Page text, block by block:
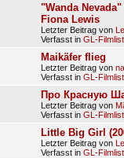
"Wanda
Fiona Lewis
Letzter Beitrag von
Verfasst in GL-
Maikäfer flieg
Letzter Beitrag von
Verfasst in GL-
Про Красную
Letzter Beitrag von
Verfasst in GL-
Little Big Girl
Letzter Beitrag von
Verfasst in GL-